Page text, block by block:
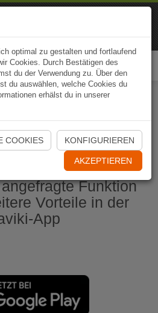
App jetzt öffnen
Funktion
Vorteile in der
App
optimal zu gestalten und fortlaufend
Cookies. Durch Bestätigen des
du der Verwendung zu. Über den
du auswählen, welche Cookies du
erhälst du in unserer
COOKIES KONFIGURIEREN
AKZEPTIEREN